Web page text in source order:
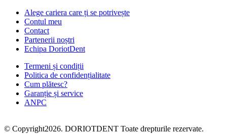
Alege cariera care ți se potrivește
Contul meu
Contact
Partenerii noștri
Echipa DoriotDent
Termeni și condiții
Politica de confidențialitate
Cum plătesc?
Garanție și service
ANPC
© Copyright2026. DORIOTDENT Toate drepturile rezervate.